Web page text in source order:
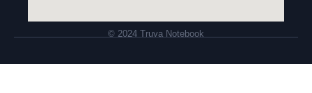
© 2024 Truva Notebook